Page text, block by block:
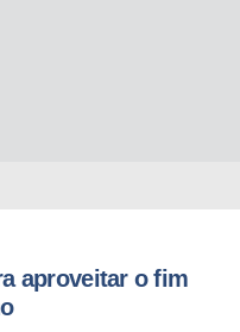
aproveitar o fim